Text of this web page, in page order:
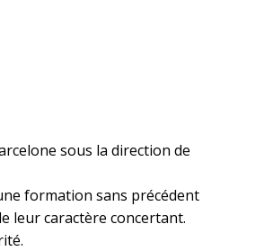
sous la direction de
formation sans précédent
leur caractère concertant.